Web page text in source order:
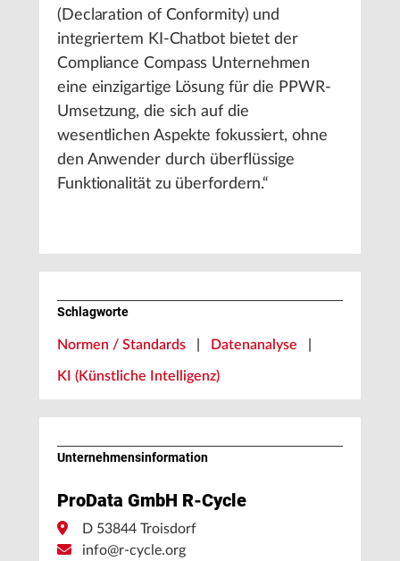
(Declaration of Conformity) und
integriertem KI-Chatbot bietet der
Compliance Compass Unternehmen
eine einzigartige Lösung für die PPWR-
Umsetzung, die sich auf die
wesentlichen Aspekte fokussiert, ohne
den Anwender durch überflüssige
Funktionalität zu überfordern.“
Schlagworte
Normen / Standards Datenanalyse
KI (Künstliche Intelligenz)
Unternehmens­information
ProData GmbH R-Cycle
D 53844 Troisdorf
info@r-cycle.org